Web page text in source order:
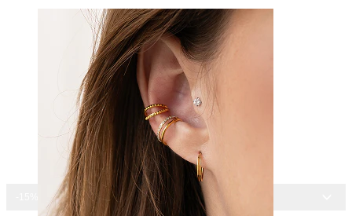
-15% SU TUTTI I GIOIELLI